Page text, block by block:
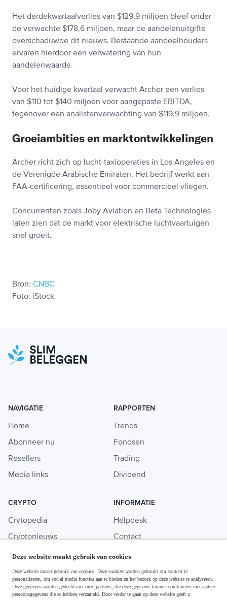
Het derdekwartaalverlies van $129,9 miljoen bleef onder
de verwachte $178,6 miljoen, maar de aandelenuitgifte
overschaduwde dit nieuws. Bestaande aandeelhouders
ervaren hierdoor een verwatering van hun
aandelenwaarde.
Voor het huidige kwartaal verwacht Archer een verlies
van $110 tot $140 miljoen voor aangepaste EBITDA,
tegenover een analistenverwachting van $119,9 miljoen.
Groeiambities en marktontwikkelingen
Archer richt zich op lucht-taxioperaties in Los Angeles en
de Verenigde Arabische Emiraten. Het bedrijf werkt aan
FAA-certificering, essentieel voor commercieel vliegen.
Concurrenten zoals Joby Aviation en Beta Technologies
laten zien dat de markt voor elektrische luchtvaartuigen
snel groeit.
Bron: CNBC
Foto: iStock
NAVIGATIE
Home
Abonneer nu
Resellers
Media links
RAPPORTEN
Trends
Fondsen
Trading
Dividend
CRYPTO
Crytopedia
Cryptonieuws
Crypto koopgids
Investeren in crypto
INFORMATIE
Helpdesk
Contact
Adverteren
Deze website maakt gebruik van cookies
Deze website maakt gebruik van cookies. Deze cookies worden gebruikt om content te
personaliseren, om social media functies aan te bieden en het bezoek op deze website te analyseren.
Deze gegevens worden gedeeld met onze partners, die deze gegevens kunnen combineren met andere
persoonsgegevens die ze hebben verzameld. Door verder te gaan op deze website geeft u